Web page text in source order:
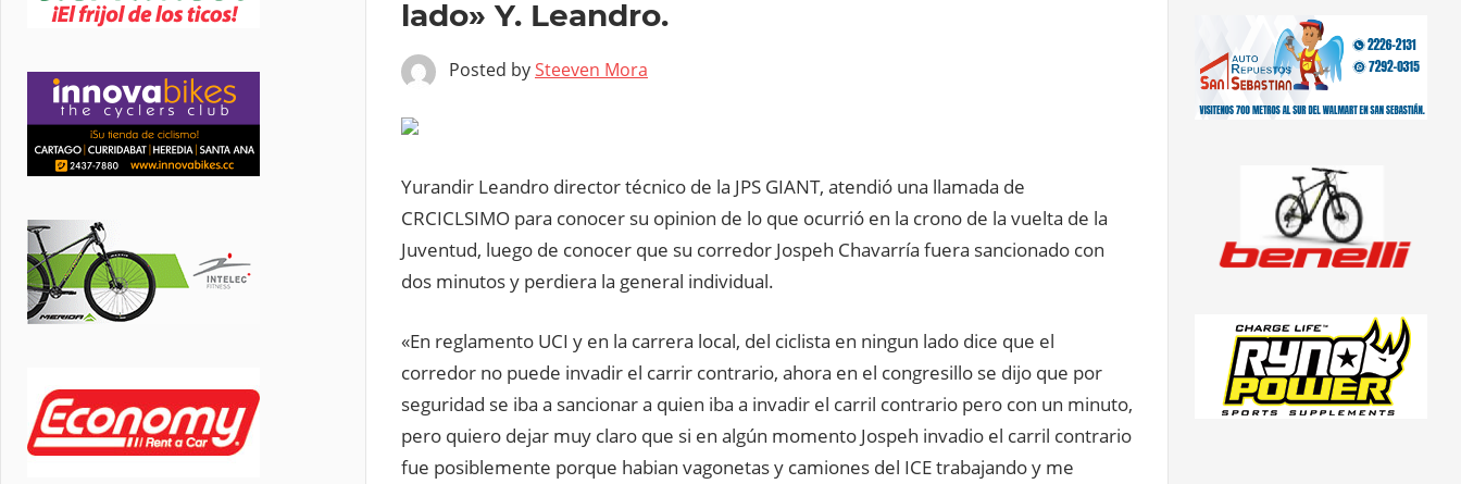
lado» Y. Leandro.
Posted bySteeven Mora
Yurandir Leandro director técnico de la JPS GIANT, atendió una llamada de
CRCICLSIMO para conocer su opinion de lo que ocurrió en la crono de la vuelta de la
Juventud, luego de conocer que su corredor Jospeh Chavarría fuera sancionado con
dos minutos y perdiera la general individual.
«En reglamento UCI y en la carrera local, del ciclista en ningun lado dice que el
corredor no puede invadir el carrir contrario, ahora en el congresillo se dijo que por
seguridad se iba a sancionar a quien iba a invadir el carril contrario pero con un minuto,
pero quiero dejar muy claro que si en algún momento Jospeh invadio el carril contrario
fue posiblemente porque habian vagonetas y camiones del ICE trabajando y me